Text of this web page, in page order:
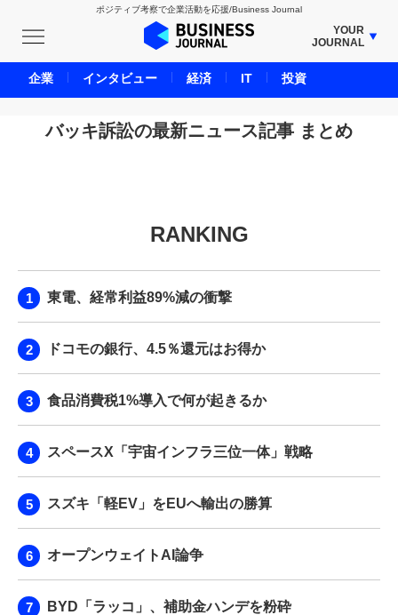
ポジティブ考察で企業活動を応援/Business Journal
YOUR
JOURNAL
BUSINESS JOURNAL
UNICORN JOURNAL
CARBON CREDITS JOURNAL
LIFE ENDING JOURNAL
BPaaS JOURNAL
バッキ訴訟の最新ニュース記事 まとめ
RANKING
東電、経常利益89%減の衝撃
ドコモの銀行、4.5％還元はお得か
食品消費税1%導入で何が起きるか
スペースX「宇宙インフラ三位一体」戦略
スズキ「軽EV」をEUへ輸出の勝算
オープンウェイトAI論争
BYD「ラッコ」、補助金ハンデを粉砕
企業 インタビュー 経済 IT 投資